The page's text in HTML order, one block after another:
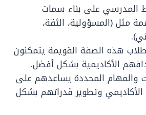
المدرسي على بناء سمات
مثل (المسؤولية، الثقة،
هذه الصفة القويمة يتمكنون
الأكاديمية بشكل أفضل.
والمهام المحددة يساعدهم على
وتطوير قدراتهم بشكل